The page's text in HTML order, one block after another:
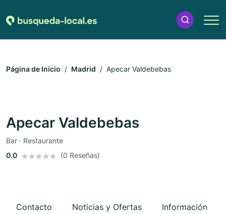
Página de Inicio Madrid Apecar Valdebebas
Apecar Valdebebas
Bar · Restaurante
0.0
(0 Reseñas)
Contacto Noticias y Ofertas Información